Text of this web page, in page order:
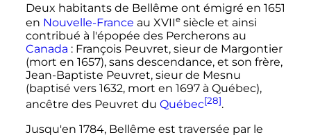
Deux habitants de Bellême ont émigré en 1651
en Nouvelle-France au XVIIe siècle et ainsi
contribué à l'épopée des Percherons au
Canada : François Peuvret, sieur de Margontier
(mort en 1657), sans descendance, et son frère,
Jean-Baptiste Peuvret, sieur de Mesnu
(baptisé vers 1632, mort en 1697 à Québec),
ancêtre des Peuvret du Québec[28].
Jusqu'en 1784, Bellême est traversée par le